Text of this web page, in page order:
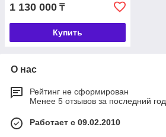
1 130 000 ₸
Купить
О нас
Рейтинг не сформирован
Менее 5 отзывов за последний год
Работает с 09.02.2010